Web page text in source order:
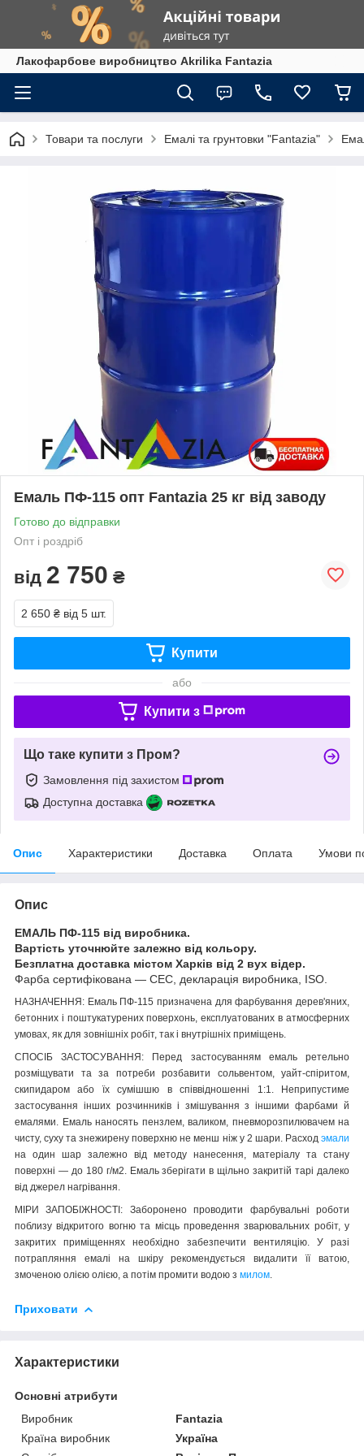
Лакофарбове виробництво Akrilika Fantazia
Товари та послуги Емалі та грунтовки "Fantazia"
Емаль ПФ-115 опт Fantaziа 25 кг від заводу
Готово до відправки
Опт і роздріб
від 2 750 ₴
2 650 ₴ від 5 шт.
Купити
або
Купити з
Що таке купити з Пром?
Замовлення під захистом
Доступна доставка
Опис Характеристики Доставка Оплата Умови
Опис
ЕМАЛЬ ПФ-115 від виробника.
Вартість уточнюйте залежно від кольору.
Безплатна доставка містом Харків від 2 вух відер.
Фарба сертифікована — СЕС, декларація виробника, ISO.
НАЗНАЧЕННЯ: Емаль ПФ-115 призначена для фарбування дерев'яних,
бетонних і поштукатурених поверхонь, експлуатованих в атмосферних
умовах, як для зовнішніх робіт, так і внутрішніх приміщень.
СПОСІБ ЗАСТОСУВАННЯ: Перед застосуванням емаль ретельно
розміщувати та за потреби розбавити сольвентом, уайт-спіритом,
скипидаром або їх сумішшю в співвідношенні 1:1. Неприпустиме
застосування інших розчинників і змішування з іншими фарбами й
емалями. Емаль наносять пензлем, валиком, пневморозпилювачем на
чисту, суху та знежирену поверхню не менш ніж у 2 шари. Расход эмали
на один шар залежно від методу нанесення, матеріалу та стану
поверхні — до 180 г/м2 . Емаль зберігати в щільно закритій тарі далеко
від джерел нагрівання.
МІРИ ЗАПОБІЖНОСТІ: Заборонено проводити фарбувальні роботи
поблизу відкритого вогню та місць проведення зварювальних робіт, у
закритих приміщеннях необхідно забезпечити вентиляцію. У разі
потрапляння емалі на шкіру рекомендується видалити її ватою,
змоченою олією олією, а потім промити водою з милом
Приховати
Характеристики
Основні атрибути
Виробник
Fantazia
Країна виробник
Україна